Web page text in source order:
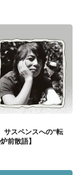
サスペンスへの“転
前散語】